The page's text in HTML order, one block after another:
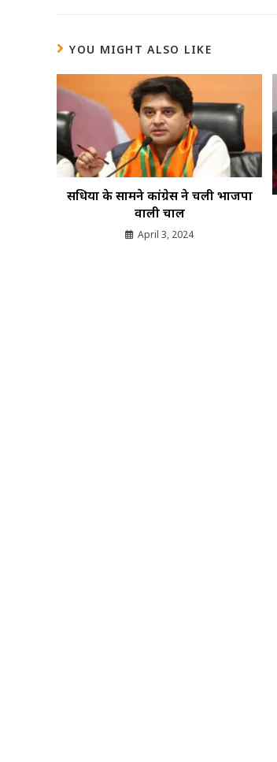
YOU MIGHT ALSO LIKE
सिंधिया के सामने कांग्रेस ने चली भाजपा
वाली चाल
April 3, 2024